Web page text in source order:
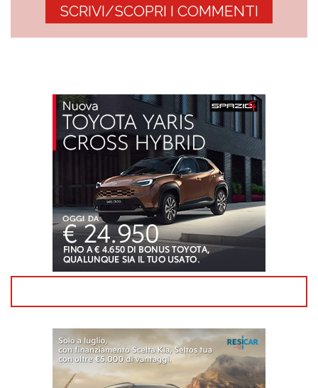
SCRIVI/SCOPRI I COMMENTI